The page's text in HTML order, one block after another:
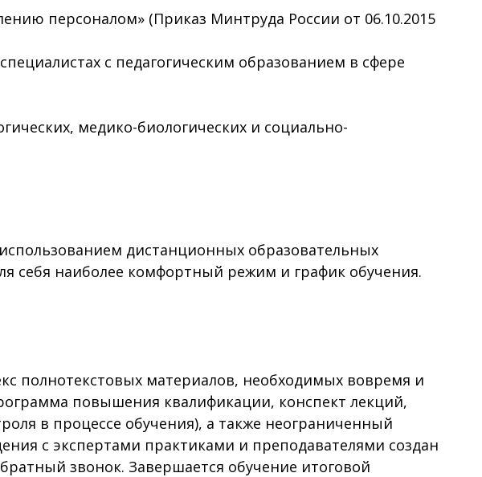
персоналом» (Приказ Минтруда России от 06.10.2015
с педагогическим образованием в сфере
медико-биологических и социально-
дистанционных образовательных
себя наиболее комфортный режим и график обучения.
полнотекстовых материалов, необходимых вовремя и
повышения квалификации, конспект лекций,
в процессе обучения), а также неограниченный
с экспертами практиками и преподавателями создан
звонок. Завершается обучение итоговой